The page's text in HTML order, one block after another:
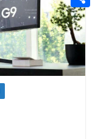
n
g
e
e
r
e
r
s
a
i
l
e
d
i
C
o
p